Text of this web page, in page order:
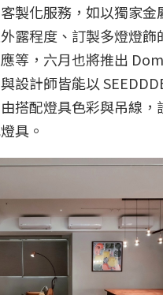
製化服務，如以獨家金
露程度、訂製多燈燈飾
等，六月也將推出
設計師皆能以
搭配燈具色彩與吊線，
具。